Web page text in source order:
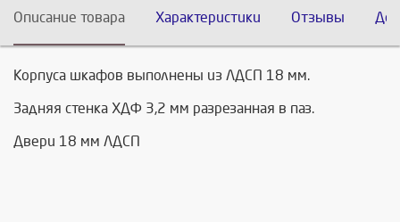
Описание товара Характеристики Отзывы
Корпуса шкафов выполнены из ЛДСП 18 мм.
Задняя стенка ХДФ 3,2 мм разрезанная в паз.
Двери 18 мм ЛДСП